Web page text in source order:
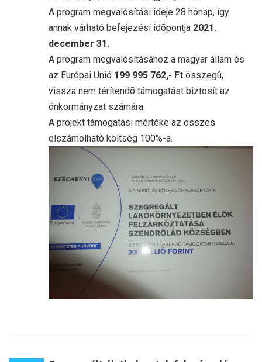
A program megvalósítási ideje 28 hónap, így
annak várható befejezési idõpontja 2021.
december 31.
A program megvalósításához a magyar állam és
az Európai Unió 199 995 762,- Ft összegû,
vissza nem térítendõ támogatást biztosít az
önkormányzat számára.
A projekt támogatási mértéke az összes
elszámolható költség 100%-a.